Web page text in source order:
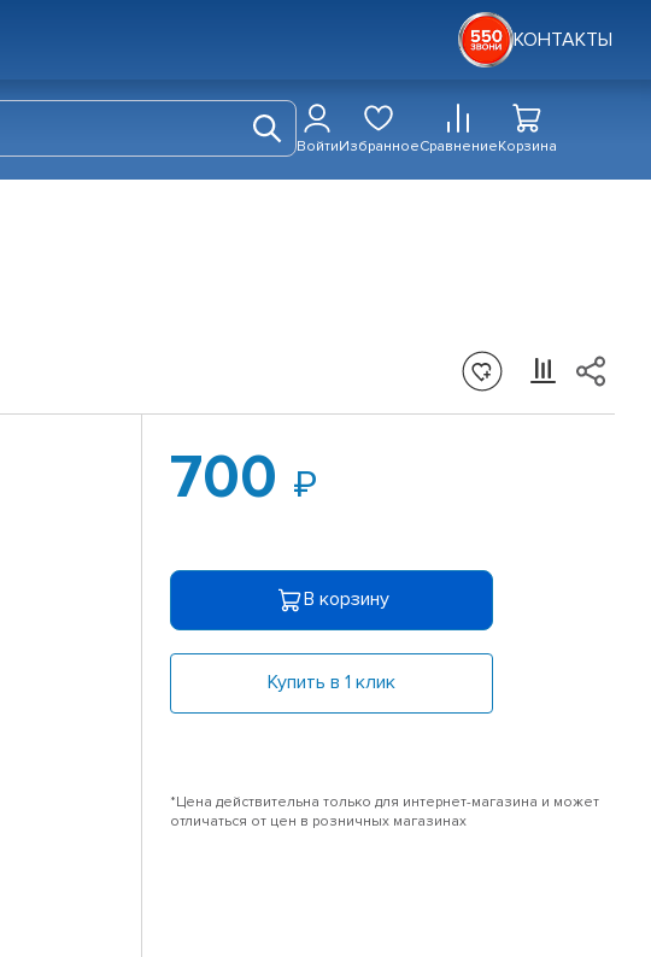
КОНТАКТЫ
ВойтиИзбранноеСравнениеКорзина
700
В корзину
Купить в 1 клик
*Цена действительна только для интернет-магазина и может
отличаться от цен в розничных магазинах